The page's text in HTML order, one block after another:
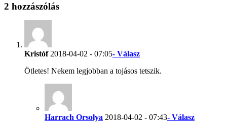
2 hozzászólás
Kristóf2018-04-02 - 07:05- Válasz
Ötletes! Nekem legjobban a tojásos tetszik.
Harrach Orsolya 2018-04-02 - 07:43- Válasz